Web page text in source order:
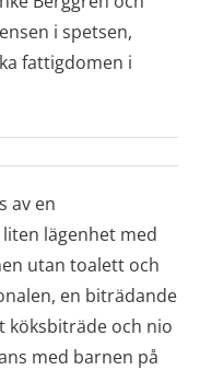
i spetsen,
fattigdomen i
av en
lägenhet med
utan toalett och
en biträdande
köksbiträde och nio
med barnen på